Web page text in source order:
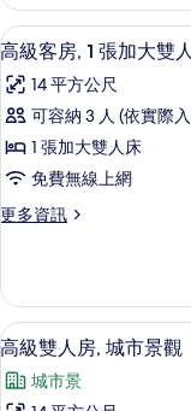
有
相
片
Breakfast
2
的
詳
顯
示
高
級
客
1
加
大
雙
人
5
高級客房, 1 張加大雙
14 平方公尺
可容納 3 人 (依實際
1 張加大雙人床
免費無線上網
更多資訊
更
客
房,
1
加
顯
示
高
6
高級雙人房, 城市景觀
城市景